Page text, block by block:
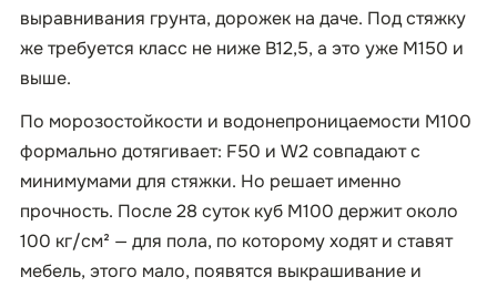
выравнивания грунта, дорожек на даче. Под стяжку
же требуется класс не ниже B12,5, а это уже М150 и
выше.
По морозостойкости и водонепроницаемости М100
формально дотягивает: F50 и W2 совпадают с
минимумами для стяжки. Но решает именно
прочность. После 28 суток куб М100 держит около
100 кг/см² — для пола, по которому ходят и ставят
мебель, этого мало, появятся выкрашивание и